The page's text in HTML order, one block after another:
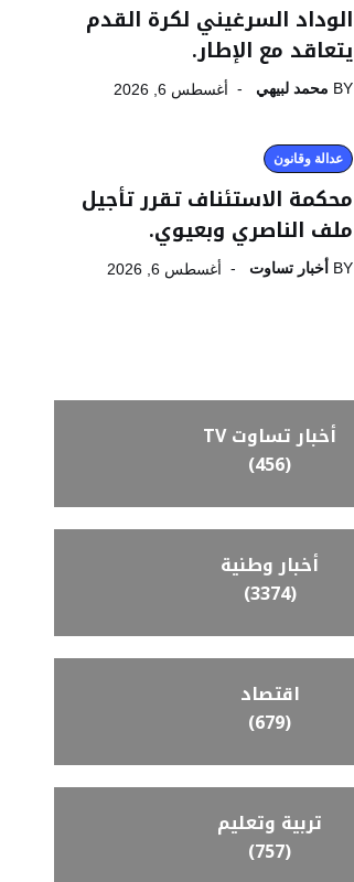
الوداد السرغيني لكرة القدم
يتعاقد مع الإطار.
BY محمد لبيهي أغسطس 6, 2026
عدالة وقانون
محكمة الاستئناف تقرر تأجيل
ملف الناصري وبعيوي.
BY أخبار تساوت أغسطس 6, 2026
أخبار تساوت TV
(456)
أخبار وطنية
(3374)
اقتصاد
(679)
تربية وتعليم
(757)